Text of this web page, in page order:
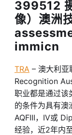
399512
像）澳洲
immicn
TRA – 澳大利亚
Recognition
职业都是通过该
的条件为具有澳
AQFIII，IV或
经验，近2年内